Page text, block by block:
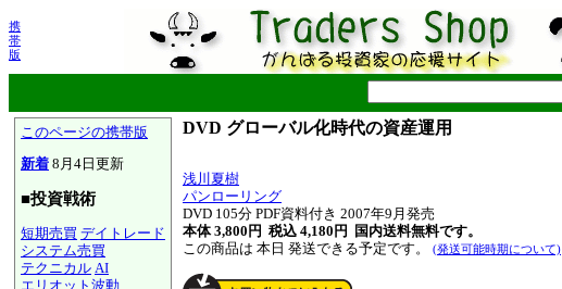
携
帯
版
このページの携帯版
新着 8月4日更新
■投資戦術
短期売買 デイトレード
システム売買
テクニカル AI
エリオット波動
DVD グローバル化時代の資産運用
浅川夏樹
パンローリング
DVD 105分 PDF資料付き 2007年9月発売
本体 3,800円 税込 4,180円
国内送料無料です。
この商品は 本日 発送できる予定です。
(発送可能時期について)